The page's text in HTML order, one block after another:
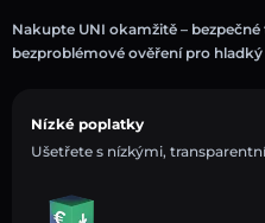
Nakupte UNI okamžitě –
bezproblémové ověření pro
Nízké poplatky
Ušetřete s nízkými,